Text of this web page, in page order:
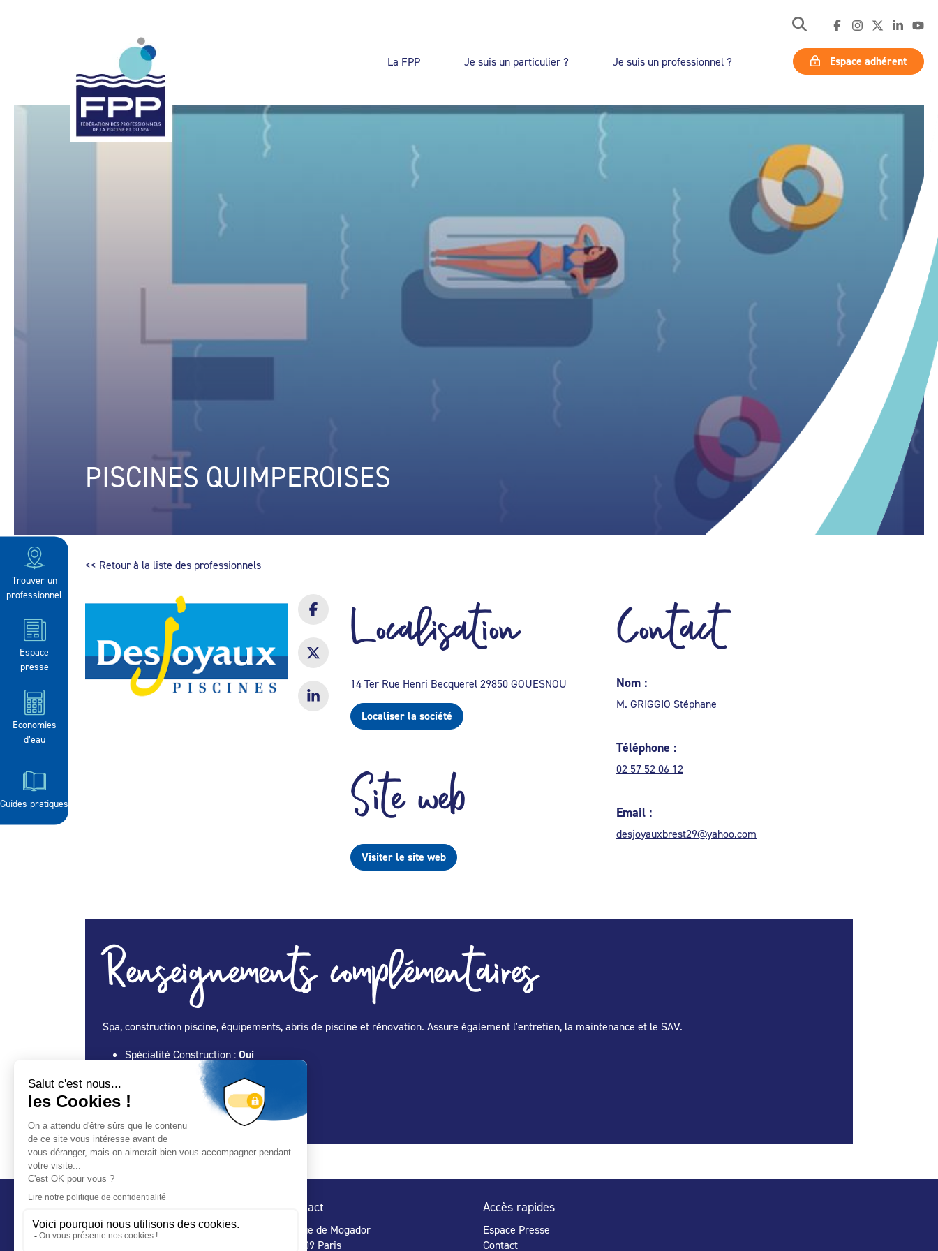
La FPP Je suis un particulier ? Je suis un professionnel ? Espace adhérent
Trouver un
professionnel
Espace
presse
Economies
d’eau
Guides pratiques
PISCINES QUIMPEROISES
<< Retour à la liste des professionnels
Localisation
14 Ter Rue Henri Becquerel 29850 GOUESNOU
Localiser la société
Site web
Visiter le site web
Contact
Nom :
M. GRIGGIO Stéphane
Téléphone :
02 57 52 06 12
Email :
desjoyauxbrest29@yahoo.com
Renseignements complémentaires
Spa, construction piscine, équipements, abris de piscine et rénovation. Assure également l'entretien, la maintenance et le SAV.
Spécialité Construction : Oui
Spécialité Entretien Maintenance :
Oui
Spécialité Abris : Oui
Contact
32 rue de Mogador
75 009 Paris
Accès rapides
Espace Presse
Contact